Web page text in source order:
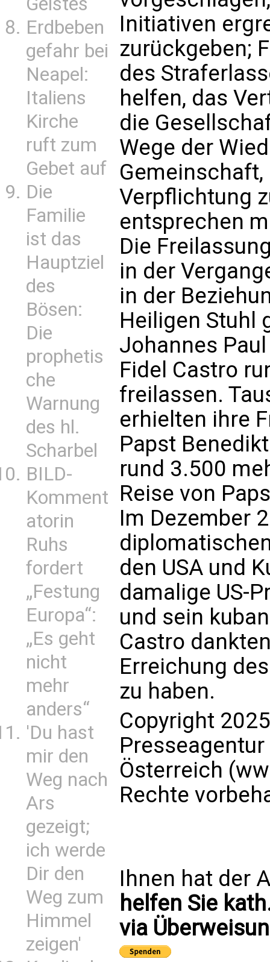
Erdbeben
gefahr bei
Neapel:
Italiens
Kirche
ruft zum
Gebet auf
Die
Familie
ist das
Hauptziel
des
Bösen:
Die
prophetis
che
Warnung
des hl.
Scharbel
BILD-
Komment
atorin
Ruhs
fordert
„Festung
Europa“:
„Es geht
nicht
mehr
anders“
'Du hast
mir den
Weg nach
Ars
gezeigt;
ich werde
Dir den
Weg zum
Himmel
zeigen'
Initiativen
zurückgeben;
des
helfen, das
die
Wege der
Verpflichtung
entsprechen
Die
in der
in der
Heiligen Stuhl
Johannes
Fidel Castro
freilassen.
erhielten ihre
Papst
rund 3.500
Reise von
Im Dezember
den USA und
damalige US-
und sein
Castro
Erreichung
zu haben.
Copyright
Presseagentur
Österreich
Rechte
Ihnen hat der
helfen Sie
via